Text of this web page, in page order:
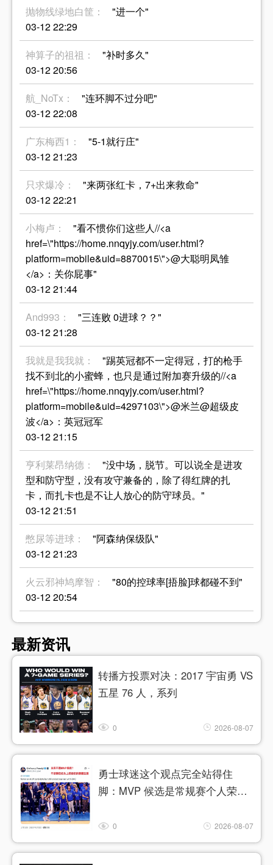
抛物线绿地白筐：
"进一个"
03-12 22:29
神算子的祖祖：
"补时多久"
03-12 20:56
航_NoTx：
"连环脚不过分吧"
03-12 22:08
广东梅西1：
"5-1就行庄"
03-12 21:23
只求爆冷：
"来两张红卡，7+出来救命"
03-12 22:21
小梅卢：
"看不惯你们这些人//<a
href=\"https://home.nnqyjy.com/user.html?
platform=mobile&uid=8870015\">@大聪明凤雏
</a>：关你屁事"
03-12 21:44
And993：
"三连败 0进球？？"
03-12 21:28
我就是我我就：
"踢英冠都不一定得冠，打的枪手
找不到北的小蜜蜂，也只是通过附加赛升级的//<a
href=\"https://home.nnqyjy.com/user.html?
platform=mobile&uid=4297103\">@米兰@超级皮
波</a>：英冠冠军
03-12 21:15
亨利莱昂纳德：
"没中场，脱节。可以说全是进攻
型和防守型，没有攻守兼备的，除了得红牌的扎
卡，而扎卡也是不让人放心的防守球员。"
03-12 21:51
憋尿等进球：
"阿森纳保级队"
03-12 21:23
火云邪神鸠摩智：
"80的控球率[捂脸]球都碰不到"
03-12 20:54
最新资讯
转播方投票对决：2017 宇宙勇 VS
五星 76 人，系列
0 2026-08-07
勇士球迷这个观点完全站得住
脚：MVP 候选是常规赛个人荣
0 2026-08-07